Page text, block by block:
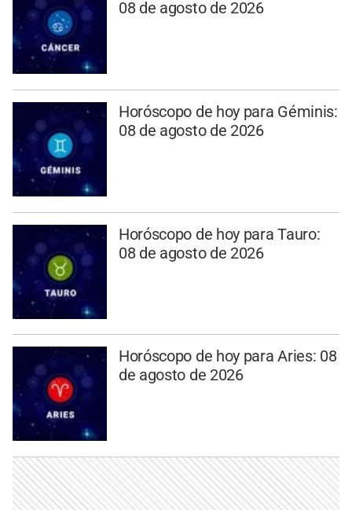
08 de agosto de 2026
Horóscopo de hoy para Géminis:
08 de agosto de 2026
Horóscopo de hoy para Tauro:
08 de agosto de 2026
Horóscopo de hoy para Aries: 08
de agosto de 2026